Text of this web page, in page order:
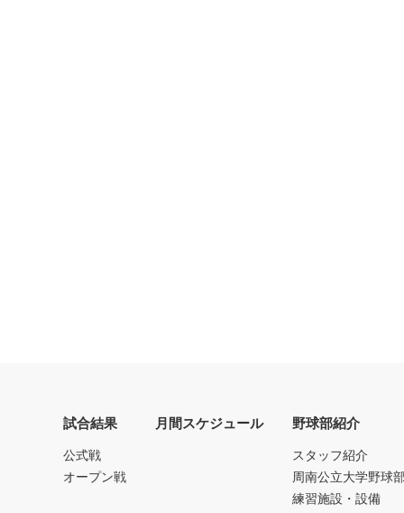
試合結果
公式戦
オープン戦
月間スケジュール 野球部紹介
スタッフ紹介
周南公立大学野球
練習施設・設備